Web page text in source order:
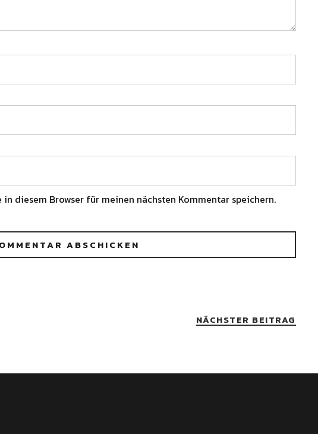
diesem Browser für meinen nächsten Kommentar speichern.
NÄCHSTER BEITRAG